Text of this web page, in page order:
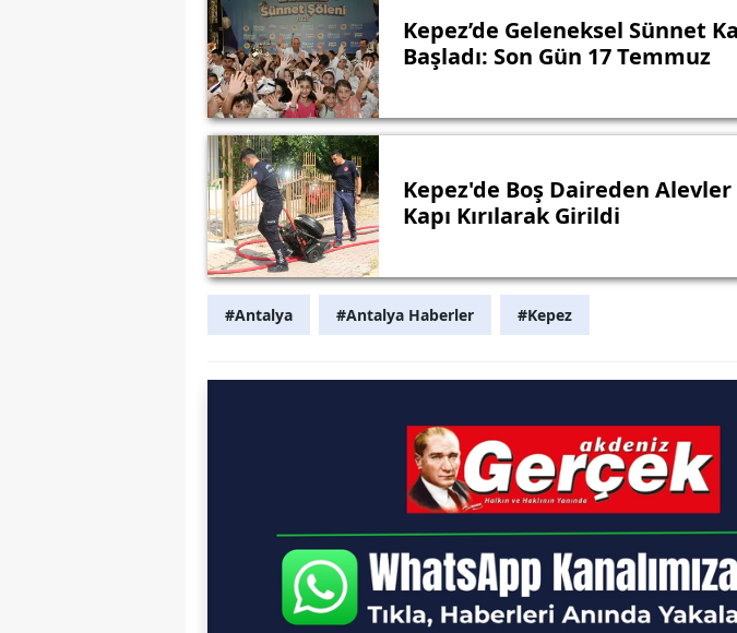
Kepez’de Geleneksel Sünnet
Başladı: Son Gün 17 Temmuz
Kepez'de Boş Daireden
Kapı Kırılarak Girildi
#Antalya #Antalya Haberler #Kepez